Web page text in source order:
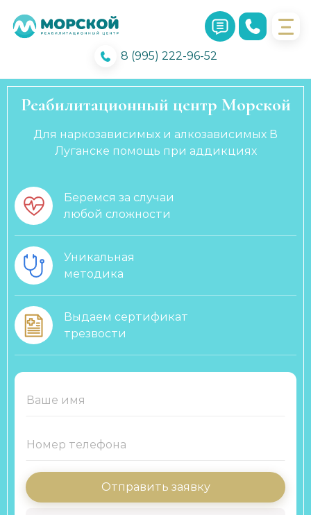
8 (995) 222-96-52
Реабилитационный центр Морской
Для наркозависимых и алкозависимых В
Луганске помощь при аддикциях
Беремся за случаи
любой сложности
Уникальная
методика
Выдаем сертификат
трезвости
Отправить заявку